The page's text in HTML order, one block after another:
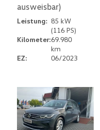
ausweisbar)
Leistung: 85 kW
(116 PS)
Kilometer:69.980
km
EZ:
06/2023